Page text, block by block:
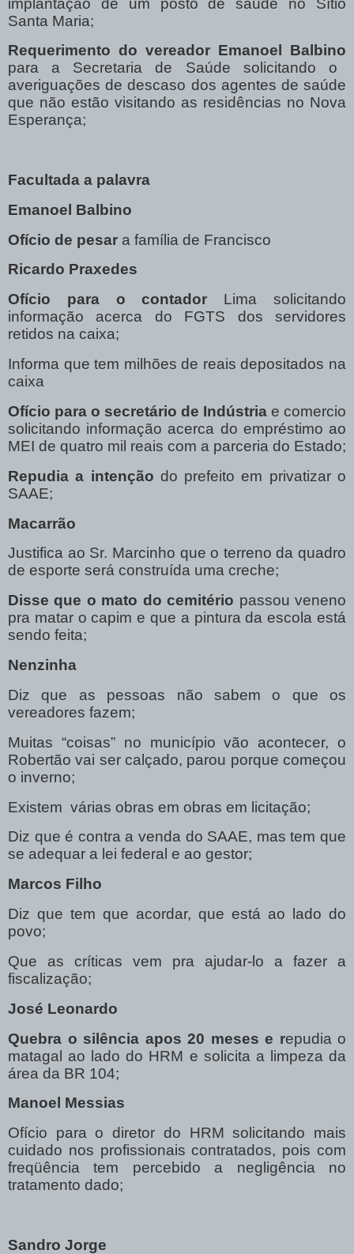
Santa Maria;
Requerimento do vereador Emanoel Balbino
para a Secretaria de Saúde solicitando o
averiguações de descaso dos agentes de saúde
que não estão visitando as residências no Nova
Esperança;
Facultada a palavra
Emanoel Balbino
Ofício de pesar a família de Francisco
Ricardo Praxedes
Ofício para o contador Lima solicitando
informação acerca do FGTS dos servidores
retidos na caixa;
Informa que tem milhões de reais depositados na
caixa
Ofício para o secretário de Indústria e comercio
solicitando informação acerca do empréstimo ao
MEI de quatro mil reais com a parceria do Estado;
Repudia a intenção do prefeito em privatizar o
SAAE;
Macarrão
Justifica ao Sr. Marcinho que o terreno da quadro
de esporte será construída uma creche;
Disse que o mato do cemitério passou veneno
pra matar o capim e que a pintura da escola está
sendo feita;
Nenzinha
Diz que as pessoas não sabem o que os
vereadores fazem;
Muitas “coisas” no município vão acontecer, o
Robertão vai ser calçado, parou porque começou
o inverno;
Existem várias obras em obras em licitação;
Diz que é contra a venda do SAAE, mas tem que
se adequar a lei federal e ao gestor;
Marcos Filho
Diz que tem que acordar, que está ao lado do
povo;
Que as críticas vem pra ajudar-lo a fazer a
fiscalização;
José Leonardo
Quebra o silência apos 20 meses e repudia o
matagal ao lado do HRM e solicita a limpeza da
área da BR 104;
Manoel Messias
Ofício para o diretor do HRM solicitando mais
cuidado nos profissionais contratados, pois com
freqüência tem percebido a negligência no
tratamento dado;
Sandro Jorge